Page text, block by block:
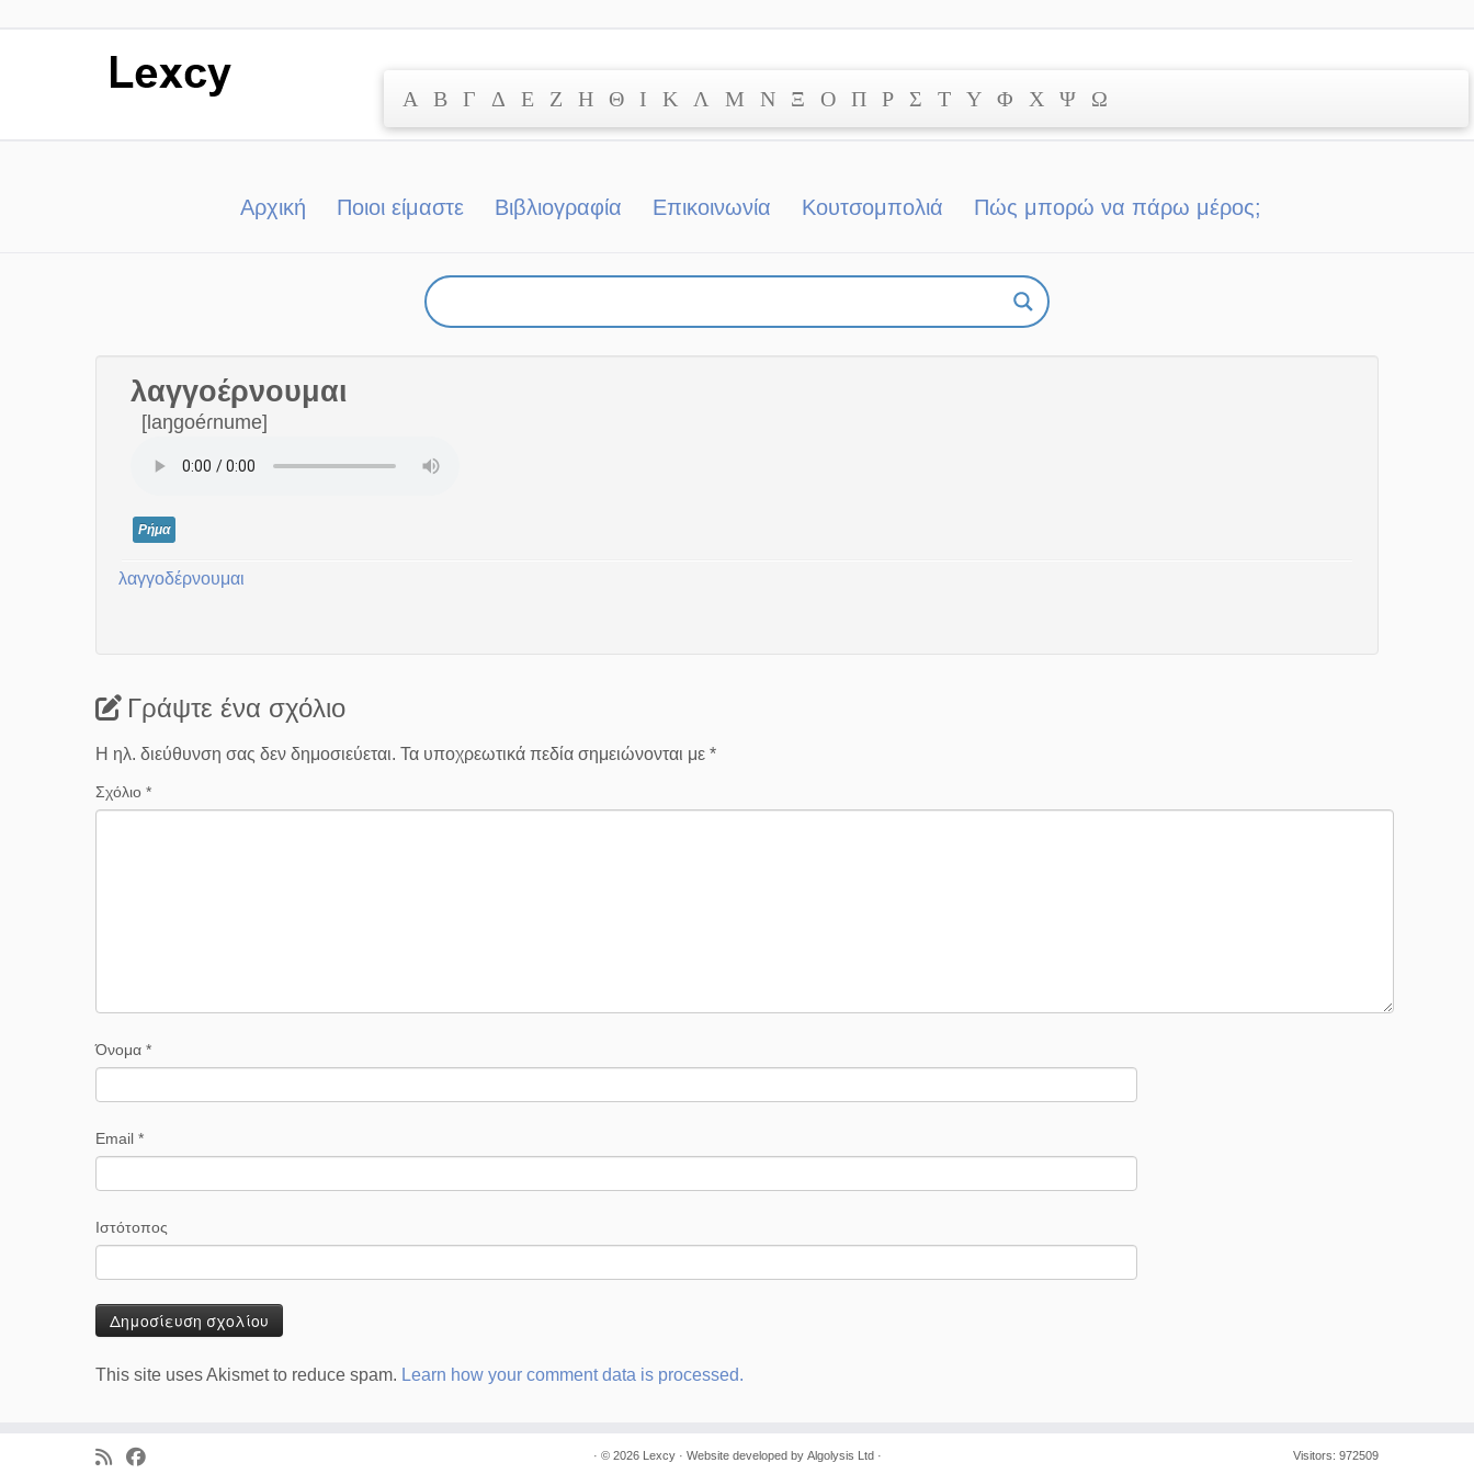
Α Β Γ Δ Ε Ζ Η Θ Ι Κ Λ Μ Ν Ξ Ο Π Ρ Σ Τ Υ Φ Χ Ψ Ω
Αρχική Ποιοι είμαστε Βιβλιογραφία Επικοινωνία Κουτσομπολιά Πώς μπορώ να πάρω μέρος;
λαγγοέρνουμαι
[laŋgoéɾnume]
Ρήμα
λαγγοδέρνουμαι
Γράψτε ένα σχόλιο
Η ηλ. διεύθυνση σας δεν δημοσιεύεται. Τα υποχρεωτικά πεδία σημειώνονται με *
Σχόλιο *
Όνομα *
Email *
Ιστότοπος
This site uses Akismet to reduce spam. Learn how your comment data is processed.
· © 2026 Lexcy· Website developed by Algolysis Ltd· Visitors: 972509